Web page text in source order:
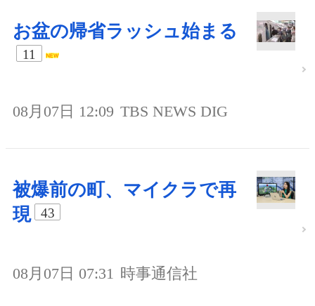
お盆の帰省ラッシュ始まる
11
08月07日 12:09 TBS NEWS DIG
被爆前の町、マイクラで再
現
43
08月07日 07:31 時事通信社